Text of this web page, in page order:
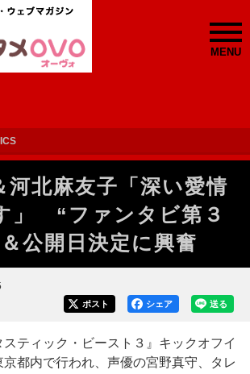
MENU
河北麻友子「深い愛情
」 “ファンタビ第３
公開日決定に興奮
送る
シェア
ポスト
ティック・ビースト３』キックオフイ
都内で行われ、声優の宮野真守、タレ